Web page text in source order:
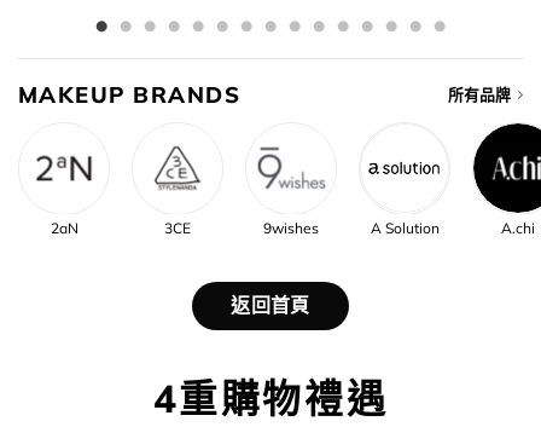
MAKEUP BRANDS 所有品牌
2aN 3CE 9wishes A Solution A.chi
返回首頁
4重購物禮遇